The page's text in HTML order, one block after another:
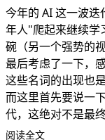
今年的 AI 这一波
年人"爬起来继续学
碗（另一个强势的
最后考虑了一下，
这些名词的出现也
而这里首先要说一
代，这绝对不是最终
阅读全文